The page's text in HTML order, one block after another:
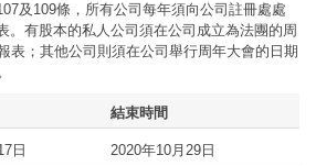
及109條，所有公司每年須向公司註冊處處
。有股本的私人公司須在公司成立為法團的周
表；其他公司則須在公司舉行周年大會的日期
結束時間
日 2020年10月29日